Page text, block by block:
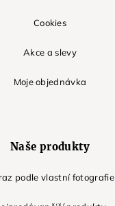
Cookies
Akce a slevy
Moje objednávka
Naše produkty
podle vlastní fotografie